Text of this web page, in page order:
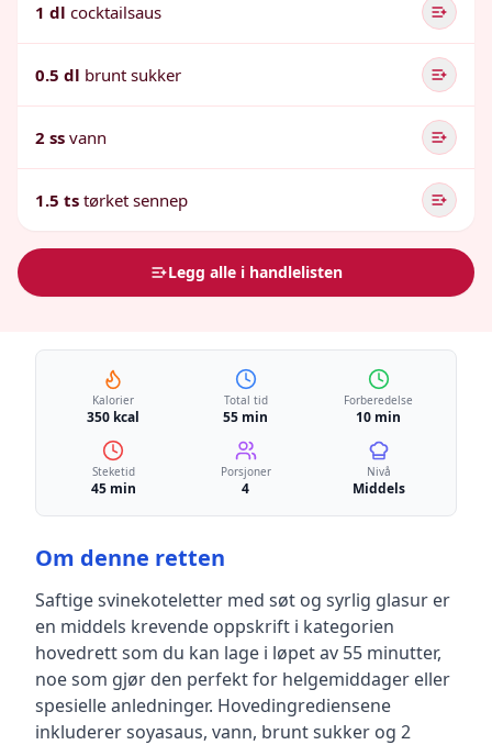
1 dl cocktailsaus
0.5 dl brunt sukker
2 ss vann
1.5 ts tørket sennep
Legg alle i handlelisten
Kalorier
350 kcal
Total tid
55 min
Forberedelse
10 min
Steketid
45 min
Porsjoner
4
Nivå
Middels
Om denne retten
Saftige svinekoteletter med søt og syrlig glasur er
en middels krevende oppskrift i kategorien
hovedrettsom du kan lage i løpet av 55 minutter,
noe som gjør den perfekt for helgemiddager eller
spesielle anledninger. Hovedingrediensene
inkluderersoyasaus, vann, brunt sukker og 2